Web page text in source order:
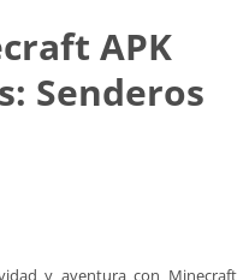
APK
Senderos
y aventura con Minecraft